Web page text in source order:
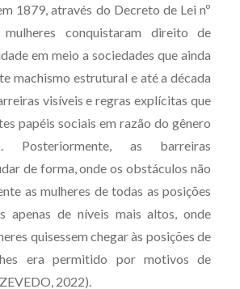
1879, através do Decreto de Lei nº
conquistaram direito de
em meio a sociedades que ainda
machismo estrutural e até a década
visíveis e regras explícitas que
papéis sociais em razão do gênero
Posteriormente, as barreiras
de forma, onde os obstáculos não
as mulheres de todas as posições
apenas de níveis mais altos, onde
quisessem chegar às posições de
era permitido por motivos de
2022).